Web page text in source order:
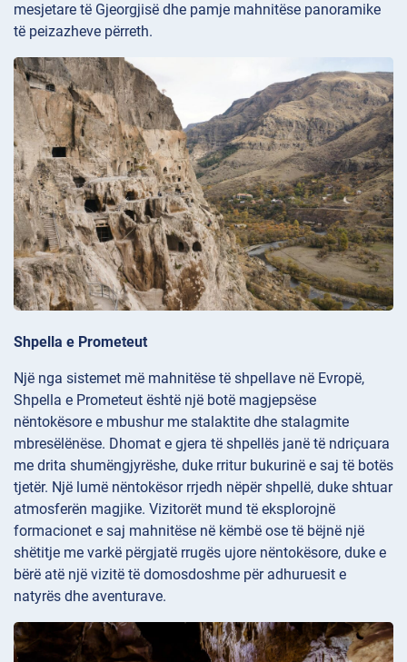
mesjetare të Gjeorgjisë dhe pamje mahnitëse panoramike
të peizazheve përreth.
Shpella e Prometeut
Një nga sistemet më mahnitëse të shpellave në Evropë,
Shpella e Prometeut është një botë magjepsëse
nëntokësore e mbushur me stalaktite dhe stalagmite
mbresëlënëse. Dhomat e gjera të shpellës janë të ndriçuara
me drita shumëngjyrëshe, duke rritur bukurinë e saj të botës
tjetër. Një lumë nëntokësor rrjedh nëpër shpellë, duke shtuar
atmosferën magjike. Vizitorët mund të eksplorojnë
formacionet e saj mahnitëse në këmbë ose të bëjnë një
shëtitje me varkë përgjatë rrugës ujore nëntokësore, duke e
bërë atë një vizitë të domosdoshme për adhuruesit e
natyrës dhe aventurave.